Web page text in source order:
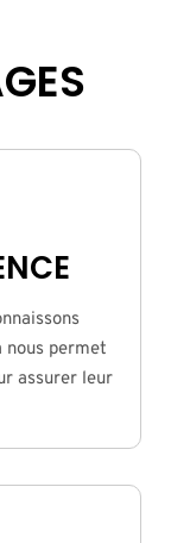
nous permet
assurer leur